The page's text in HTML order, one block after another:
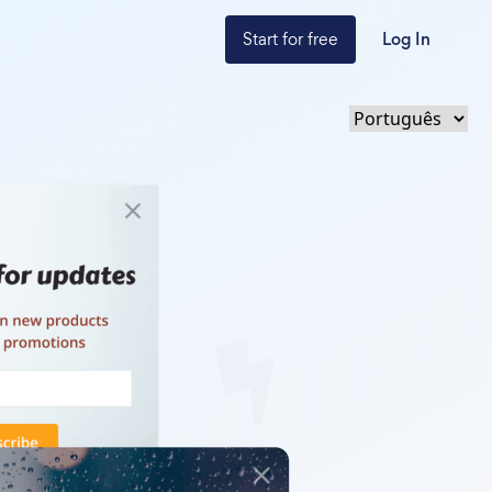
Start for free Log In